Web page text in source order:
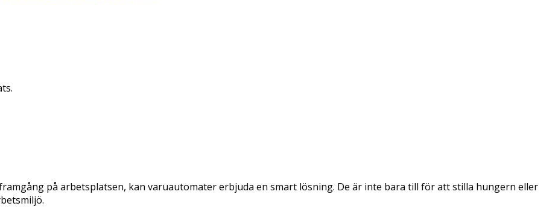
på arbetsplatsen, kan varuautomater erbjuda en smart lösning. De är inte bara till för att stilla hungern eller